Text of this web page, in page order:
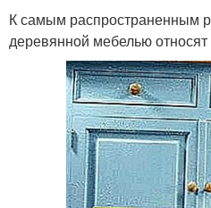
К самым распространенным
деревянной мебелью